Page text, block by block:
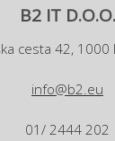
B2 IT D.O.O.
cesta 42, 1000
info@b2.eu
01/ 2444 202